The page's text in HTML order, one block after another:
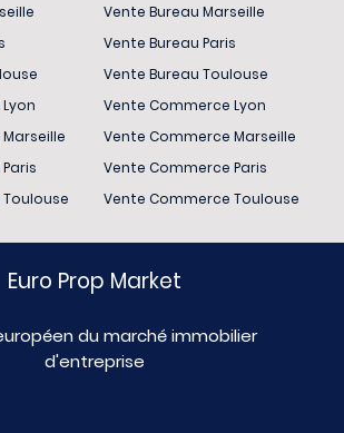
Vente Bureau Marseille
Vente Bureau Paris
Vente Bureau Toulouse
Vente Commerce Lyon
Vente Commerce Marseille
Vente Commerce Paris
Vente Commerce Toulouse
Euro Prop Market
du marché immobilier
d'entreprise